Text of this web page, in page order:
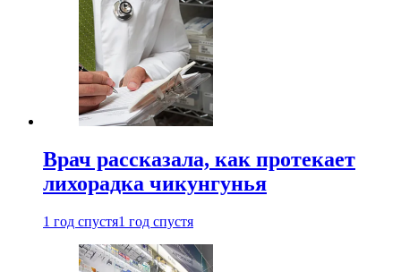
Врач рассказала, как протекает
лихорадка чикунгунья
1 год спустя1 год спустя